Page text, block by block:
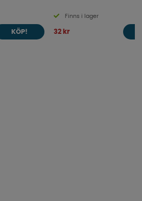
KÖP!
Finns i lager
32 kr